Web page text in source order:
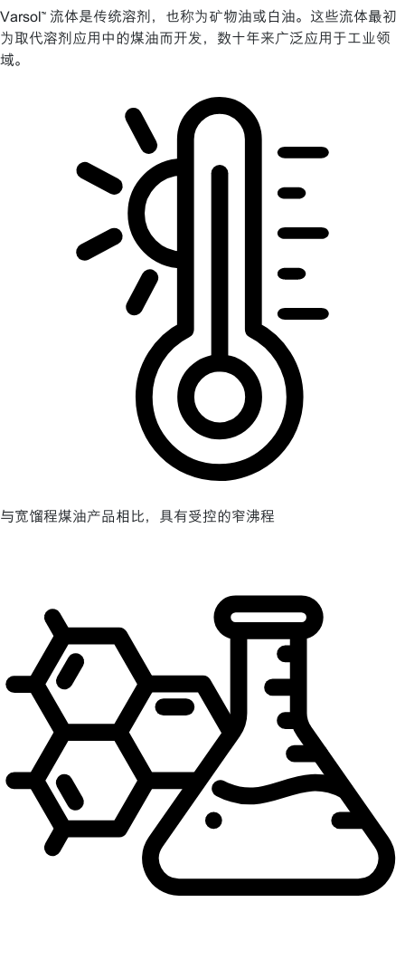
Varsol™ 流体是传统溶剂，也称为矿物油或白油。这些流体最初
为取代溶剂应用中的煤油而开发，数十年来广泛应用于工业领
域。
与宽馏程煤油产品相比，具有受控的窄沸程